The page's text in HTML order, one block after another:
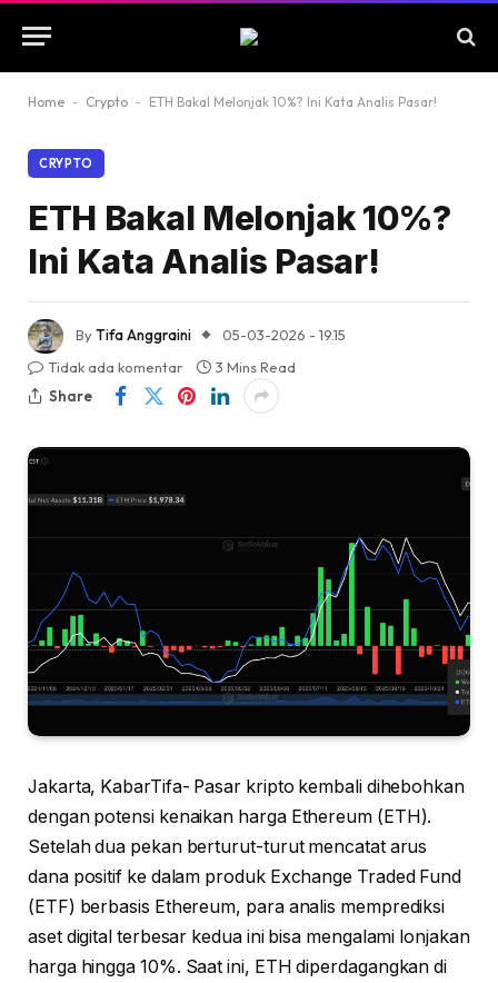
Home - Crypto - ETH Bakal Melonjak 10%? Ini Kata Analis Pasar!
CRYPTO
ETH Bakal Melonjak 10%?
Ini Kata Analis Pasar!
ByTifa Anggraini
05-03-2026 - 19.15
Tidak ada komentar
3 Mins Read
Share
Jakarta, KabarTifa- Pasar kripto kembali dihebohkan
dengan potensi kenaikan harga Ethereum (ETH).
Setelah dua pekan berturut-turut mencatat arus
dana positif ke dalam produk Exchange Traded Fund
(ETF) berbasis Ethereum, para analis memprediksi
aset digital terbesar kedua ini bisa mengalami lonjakan
harga hingga 10%. Saat ini, ETH diperdagangkan di